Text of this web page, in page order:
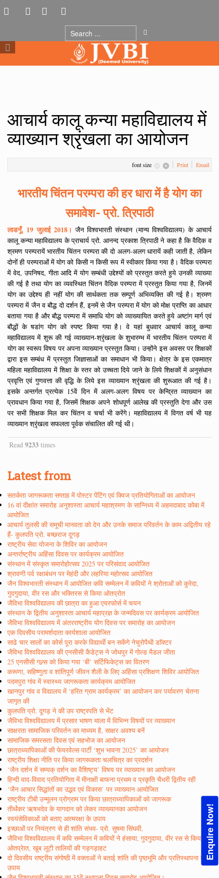
Enquire Now!
आचार्य कालू कन्या महाविद्यालय में
व्याख्यान श्रृंखला का आयोजन
font size Print Email
भारतीय चिंतन परम्परा की हर धारा में है योग का
समावेश- प्रो. त्रिपाठी
लाडनूँ, 19 जुलाई 2018। जैन विश्वभारती संस्थान (मान्य विश्वविद्यालय) के आचार्य
कालू कन्या महाविद्यालय के प्राचार्य प्रो. आनन्द प्रकाश त्रिपाठी ने कहा है कि वैदिक व
श्रमण परम्परायें भारतीय चिंतन परम्परा की दो अलग-अलग धारायें कही जाती है, लेकिन
दोनों ही परम्पराओं में योग को किसी न किसी रूप में स्वीकार किया गया है। वैदिक परम्परा
में वेद, उपनिषद, गीता आदि में योग सम्बंधी उद्देश्यों को प्रस्तुत करते हुये उनकी व्याख्या
की गई है तथा योग का व्यवस्थित चिंतन वैदिक परम्परा में प्रस्तुत किया गया है, जिनमें
योग का उद्देश्य ही नहीं योग की सार्थकता तक सम्पूर्ण अभिव्यक्ति की गई है। श्रमण
परम्परा में जैन व बौद्ध दो दर्शन हैं, इनमें से जैन परम्परा में योग को मोक्ष प्राप्ति का आधार
बताया गया है और बौद्ध परम्परा में समाधि योग को व्याख्यायित करते हुये अष्टांग मार्ग एवं
बौद्धों के षडांग योग को स्पष्ट किया गया है। वे यहां बुधवार आचार्य कालू कन्या
महाविद्यालय में शुरू की गई व्याख्यान-श्रृंखला के शुभारम्भ में भारतीय चिंतन परम्परा में
योग का स्वरूप विषय पर अपना व्याख्यान प्रस्तुत किया। उन्होंने इस अवसर पर शिक्षकों
द्वारा इस सम्बंध में प्रस्तुत जिज्ञासाओं का समाधान भी किया। क्षेत्र के इस एकमात्र
महिला महाविद्यालय में शिक्षा के स्तर को उच्चता दिये जाने के लिये शिक्षकों में अनुसंधान
प्रवृत्ति एवं गुणवत्ता की वृद्धि के लिये इस व्याख्यान श्रृंखला की शुरूआत की गई है।
इसके अन्तर्गत प्रत्येक 15वें दिन में अलग-अलग विषय पर केन्द्रित व्याख्यान का
प्रावधान किया गया है, जिसमें शिक्षक अपने शोधपूर्ण आलेख की प्रस्तुति देगा और उस
पर सभी शिक्षक मिल कर चिंतन व चर्चा भी करेंगे। महाविद्यालय में विगत वर्ष भी यह
व्याख्यान श्रृंखला सफलता पूर्वक संचालित की गई थी।
Read 9233 times
Latest from
सतर्कता जागरूकता सप्ताह में पोस्टर पेंटिंग एवं क्विज प्रतियोगिताओं का आयोजन
16 वां दीक्षांत समारोह अनुशास्ता आचार्य महाश्रमण के सान्निध्य में अहमदाबाद कोबा में
आयोजित
आचार्य तुलसी की समूची मानवता को देन और उनके समाज परिवर्तन के काम अद्वितीय रहे
हैं- कुलपति प्रो. बच्छराज दूगड़
राष्ट्रीय सेवा योजना के शिविर का आयोजन
अन्तर्राष्ट्रीय अहिंसा दिवस पर कार्यक्रम आयोजित
संस्थान में संस्कृत समारोहोत्सव 2025 पर परिसंवाद आयोजित
श्रावणी पर्व रक्षाबंधन पर मेहंदी और लहरिया महोत्सव आयोजित
जैन विश्वभारती संस्थान में आयोजित कवि सम्मेलन में कवियों ने श्रोताओं को कुरेदा,
गुदगुदाया, वीर रस और भक्तिरस से किया ओतप्रोत
जैविभा विश्वविद्यालय की छात्रा का हुआ एयरफोर्स में चयन
संस्थान के द्वितीय अनुशास्ता आचार्य महाप्रज्ञ के जन्मदिवस पर कार्यक्रम आयोजित
जैविभा विश्वविद्यालय में अंतरराष्ट्रीय योग दिवस पर समारोह का आयोजन
एक दिवसीय परामर्शदाता कार्यशाला आयोजित
साढे चार सालों का कोर्स पूरा करके विद्यार्थी बन सकेंगे नेचुरोपैथी डाॅक्टर
जैविभा विश्वविद्यालय की एनसीसी कैडेट्स ने जोधपुर में गोल्ड मैडल जीता
25 एनसीसी गल्र्स को किया गया ‘बी’ सर्टिफिकेट्स का वितरण
करूणा, सहिष्णुता व शांतिपूर्ण जीवन शैली के लिए अहिंसा प्रशिक्षण शिविर आयोजित
पदमपुरा गांव में स्वास्थ्य जागरूकता कार्यक्रम आयोजित
खानपुर गांव व विद्यालय में ‘हरित ग्राम कार्यक्रम’ का आयोजन कर पर्यावरण चेतना
जागृत की
कुलपति प्रो. दूगड़ ने की उप राष्ट्रपति से भेंट
जैविभा विश्वविद्यालय में प्रसार भाषण माला में विभिन्न विषयों पर व्याख्यान
साक्षरता सामाजिक परिवर्तन का माध्यम है, साक्षर अवश्य बनें
सामाजिक समरसता दिवस एवं सहभोज का आयोजन
छात्राध्यापिकाओं की फेयरवेल्स पार्टी ‘शुभ भावना 2025’ का आयोजन
राष्ट्रीय शिक्षा नीति पर किया जागरूकता चलचित्र का प्रदर्शन
‘जैन दर्शन में सम्यक् दर्शन का वैशिष्ट्य’ विषय पर व्याख्यान का आयोजन
हिन्दी वाद-विवाद प्रतियोगिता में मीनाक्षी बाफना प्रथम व प्रकृति चैधरी द्वितीय रही
‘जैन आचार सिद्धांतों का उद्भव एवं विकास’ पर व्याख्यान आयोजित
राष्ट्रीय टीबी उन्मूलन प्रोग्राम पर किया छात्राध्यापिकाओं को जागरूक
तीर्थंकर ऋषभदेव के यागदान को लेकर व्याख्यानका आयोजन
स्वयंसेविकाओं को बताए आत्मरक्षा के उपाय
इच्छाओं पर नियंत्रण से ही शांति संभव- प्रो. सुषमा सिंघवी,
जैविभा विश्वविद्यालय में कवि सम्मेलन में कवियों ने हंसाया, गुदगुदाया, वीर रस से किया
ओतप्रेात, खूब लूटी तालियों की गड़गड़ाहट
दो दिवसीय राष्ट्रीय संगोष्ठी में वक्ताओं ने बताई शांति की पृष्ठभूमि और प्रतिस्थापना के
उपाय